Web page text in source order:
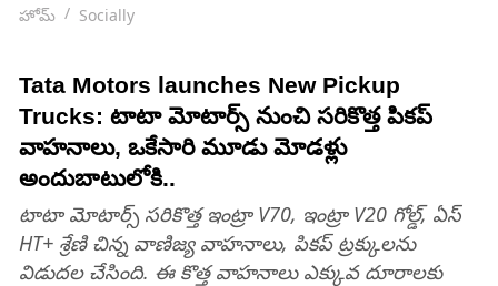
హోమ్ Socially
Tata Motors launches New Pickup
Trucks: టాటా మోటార్స్ నుంచి సరికొత్త పికప్‌
వాహనాలు, ఒకేసారి మూడు మోడళ్లు
అందుబాటులోకి..
టాటా మోటార్స్ సరికొత్త ఇంట్రా V70, ఇంట్రా V20 గోల్డ్, ఏస్
HT+ శ్రేణి చిన్న వాణిజ్య వాహనాలు, పికప్ ట్రక్కులను
విడుదల చేసింది. ఈ కొత్త వాహనాలు ఎక్కువ దూరాలకు